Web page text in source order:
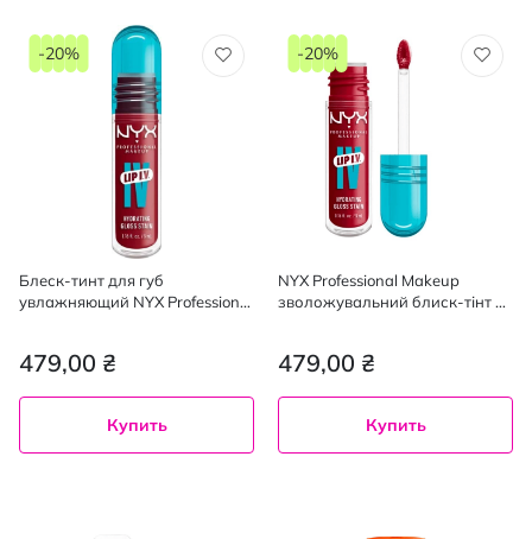
Блеск-тинт для губ
увлажняющий NYX Professional
479,00 ₴
-20%
Купить
NYX Professional Makeup
зволожувальний блиск-тінт д/
479,00 ₴
-20%
Купить